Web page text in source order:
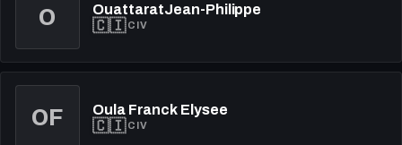
O OuattaratJean-Philippe
🇨🇮CIV
OF Oula Franck Elysee
🇨🇮CIV